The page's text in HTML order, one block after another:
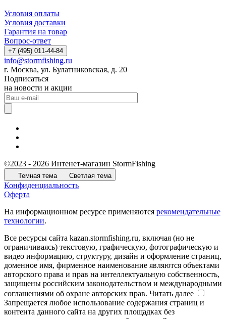
Условия оплаты
Условия доставки
Гарантия на товар
Вопрос-ответ
+7 (495) 011-44-84
info@stormfishing.ru
г. Москва, ул. Булатниковская, д. 20
Подписаться
на новости и акции
©2023 - 2026 Интенет-магазин StormFishing
Темная тема Светлая тема
Конфиденциальность
Оферта
На информационном ресурсе применяются рекомендательные
технологии.
Все ресурсы сайта kazan.stormfishing.ru, включая (но не
ограничиваясь) текстовую, графическую, фотографическую и
видео информацию, структуру, дизайн и оформление страниц,
доменное имя, фирменное наименование являются объектами
авторского права и прав на интеллектуальную собственность,
защищены российским законодательством и международными
соглашениями об охране авторских прав. Читать далее
Запрещается любое использование содержания страниц и
контента данного сайта на других площадках без